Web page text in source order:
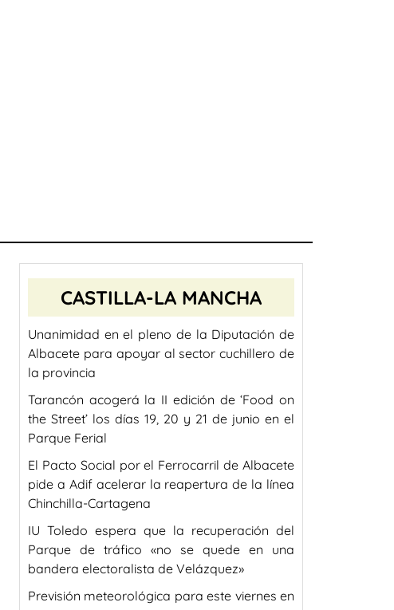
CASTILLA-LA MANCHA
Unanimidad en el pleno de la Diputación de
Albacete para apoyar al sector cuchillero de
la provincia
Tarancón acogerá la II edición de ‘Food on
the Street’ los días 19, 20 y 21 de junio en el
Parque Ferial
El Pacto Social por el Ferrocarril de Albacete
pide a Adif acelerar la reapertura de la línea
Chinchilla-Cartagena
IU Toledo espera que la recuperación del
Parque de tráfico «no se quede en una
bandera electoralista de Velázquez»
Previsión meteorológica para este viernes en